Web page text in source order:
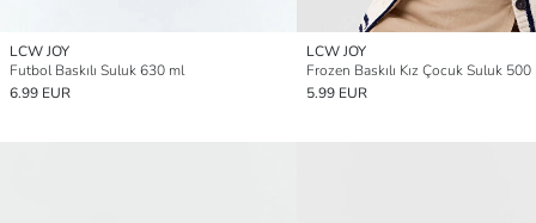
LCW JOY
Futbol Baskılı Suluk 630 ml
6.99 EUR
LCW JOY
Frozen Baskılı Kız Çocuk Suluk 500
5.99 EUR